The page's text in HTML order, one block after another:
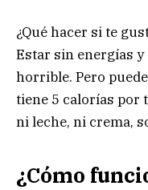
¿Qué hacer si te
Estar sin energías y
horrible. Pero
tiene 5 calorías por
ni leche, ni crema,
¿Cómo